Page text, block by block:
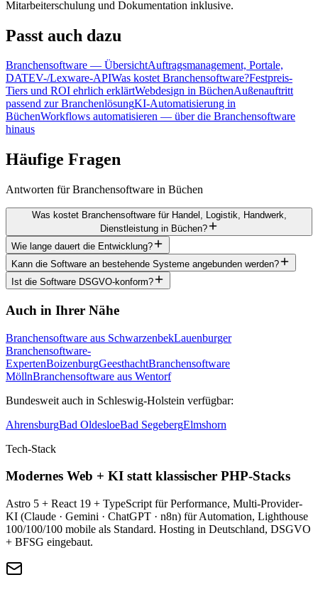
Mitarbeiterschulung und Dokumentation inklusive.
Passt auch dazu
Branchensoftware — ÜbersichtAuftragsmanagement, Portale,
DATEV-/Lexware-APIWas kostet Branchensoftware?Festpreis-
Tiers und ROI ehrlich erklärtWebdesign in BüchenAußenauftritt
passend zur BranchenlösungKI-Automatisierung in
BüchenWorkflows automatisieren — über die Branchensoftware
hinaus
Häufige Fragen
Antworten für Branchensoftware in Büchen
Was kostet Branchensoftware für Handel, Logistik, Handwerk,
Dienstleistung in Büchen?
Wie lange dauert die Entwicklung?
Kann die Software an bestehende Systeme angebunden werden?
Ist die Software DSGVO-konform?
Auch in Ihrer Nähe
Branchensoftware aus SchwarzenbekLauenburger
Branchensoftware-
ExpertenBoizenburgGeesthachtBranchensoftware
MöllnBranchensoftware aus Wentorf
Bundesweit auch in Schleswig-Holstein verfügbar:
AhrensburgBad OldesloeBad SegebergElmshorn
Tech-Stack
Modernes Web + KI statt klassischer PHP-Stacks
Astro 5 + React 19 + TypeScript für Performance, Multi-Provider-
KI (Claude · Gemini · ChatGPT · n8n) für Automation, Lighthouse
100/100/100 mobile als Standard. Hosting in Deutschland, DSGVO
+ BFSG eingebaut.